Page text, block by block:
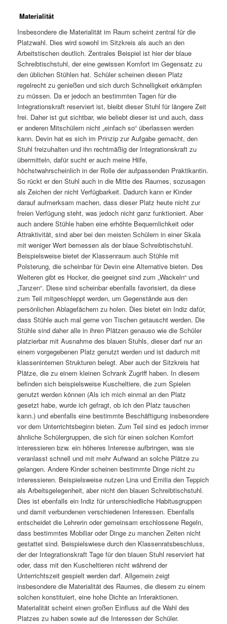
Materialität
Insbesondere die Materialität im Raum scheint zentral für die
Platzwahl. Dies wird sowohl im Sitzkreis als auch an den
Arbeitstischen deutlich. Zentrales Beispiel ist hier der blaue
Schreibtischstuhl, der eine gewissen Komfort im Gegensatz zu
den üblichen Stühlen hat. Schüler scheinen diesen Platz
regelrecht zu genießen und sich durch Schnelligkeit erkämpfen
zu müssen. Da er jedoch an bestimmten Tagen für die
Integrationskraft reserviert ist, bleibt dieser Stuhl für längere Zeit
frei. Daher ist gut sichtbar, wie beliebt dieser ist und auch, dass
er anderen Mitschülern nicht „einfach so“ überlassen werden
kann. Devin hat es sich im Prinzip zur Aufgabe gemacht, den
Stuhl freizuhalten und ihn rechtmäßig der Integrationskraft zu
übermitteln, dafür sucht er auch meine Hilfe,
höchstwahrscheinlich in der Rolle der aufpassenden Praktikantin.
So rückt er den Stuhl auch in die Mitte des Raumes, sozusagen
als Zeichen der nicht Verfügbarkeit. Dadurch kann er Kinder
darauf aufmerksam machen, dass dieser Platz heute nicht zur
freien Verfügung steht, was jedoch nicht ganz funktioniert. Aber
auch andere Stühle haben eine erhöhte Bequemlichkeit oder
Attraktivität, sind aber bei den meisten Schülern in einer Skala
mit weniger Wert bemessen als der blaue Schreibtischstuhl.
Beispielsweise bietet der Klassenraum auch Stühle mit
Polsterung, die scheinbar für Devin eine Alternative bieten. Des
Weiteren gibt es Hocker, die geeignet sind zum „Wackeln“ und
„Tanzen“. Diese sind scheinbar ebenfalls favorisiert, da diese
zum Teil mitgeschleppt werden, um Gegenstände aus den
persönlichen Ablagefächern zu holen. Dies bietet ein Indiz dafür,
dass Stühle auch mal gerne von Tischen getauscht werden. Die
Stühle sind daher alle in ihren Plätzen genauso wie die Schüler
platzierbar mit Ausnahme des blauen Stuhls, dieser darf nur an
einem vorgegebenen Platz genutzt werden und ist dadurch mit
klasseninternen Strukturen belegt. Aber auch der Sitzkreis hat
Plätze, die zu einem kleinen Schrank Zugriff haben. In diesem
befinden sich beispielsweise Kuscheltiere, die zum Spielen
genutzt werden können (Als ich mich einmal an den Platz
gesetzt habe, wurde ich gefragt, ob ich den Platz tauschen
kann.) und ebenfalls eine bestimmte Beschäftigung insbesondere
vor dem Unterrichtsbeginn bieten. Zum Teil sind es jedoch immer
ähnliche Schülergruppen, die sich für einen solchen Komfort
interessieren bzw. ein höheres Interesse aufbringen, was sie
veranlasst schnell und mit mehr Aufwand an solche Plätze zu
gelangen. Andere Kinder scheinen bestimmte Dinge nicht zu
interessieren. Beispielsweise nutzen Lina und Emilia den Teppich
als Arbeitsgelegenheit, aber nicht den blauen Schreibtischstuhl.
Dies ist ebenfalls ein Indiz für unterschiedliche Habitusgruppen
und damit verbundenen verschiedenen Interessen. Ebenfalls
entscheidet die Lehrerin oder gemeinsam erschlossene Regeln,
dass bestimmtes Mobiliar oder Dinge zu manchen Zeiten nicht
gestattet sind. Beispielswiese durch den Klassenratsbeschluss,
der der Integrationskraft Tage für den blauen Stuhl reserviert hat
oder, dass mit den Kuscheltieren nicht während der
Unterrichtszeit gespielt werden darf. Allgemein zeigt
insbesondere die Materialität des Raumes, die diesem zu einem
solchen konstituiert, eine hohe Dichte an Interaktionen.
Materialität scheint einen großen Einfluss auf die Wahl des
Platzes zu haben sowie auf die Interessen der Schüler.